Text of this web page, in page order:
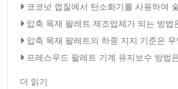
코코넛 껍질에서 탄소화기를 사용하여
압축 목재 팔레트 제조업체가 되는 방법
압축 목재 팔레트의 하중 지지 기준은
프레스우드 팔레트 기계 유지보수 방법
더 읽기